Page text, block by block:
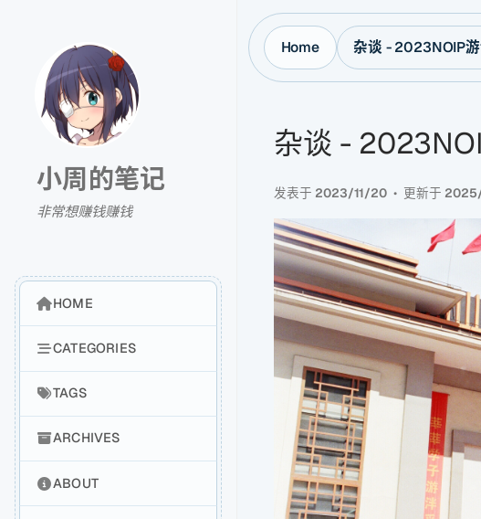
小周的笔记
非常想赚钱赚钱
HOME
CATEGORIES
TAGS
ARCHIVES
ABOUT
Home 杂谈 - 2023NOIP
杂谈 -
发表于 2023/11/20 更新于